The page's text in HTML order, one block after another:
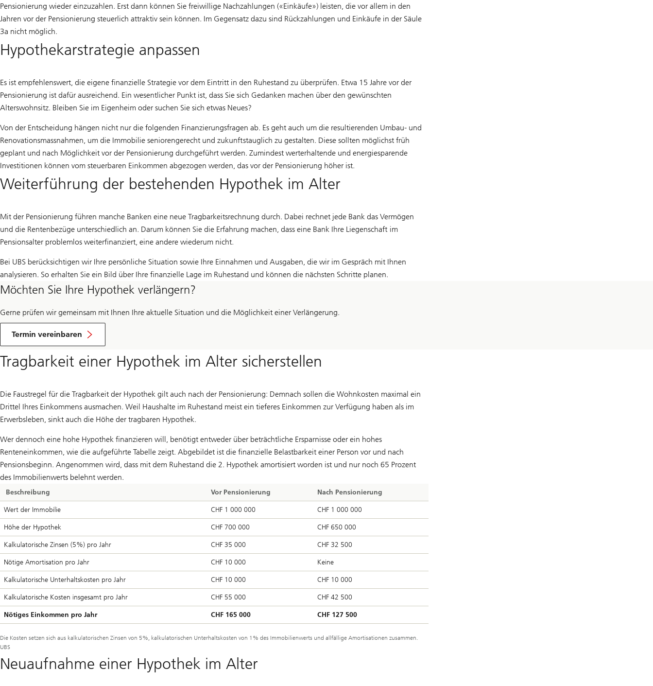
Pensionierung wieder einzuzahlen. Erst dann können Sie freiwillige Nachzahlungen («Einkäufe») leisten, die vor allem in den
Jahren vor der Pensionierung steuerlich attraktiv sein können. Im Gegensatz dazu sind Rückzahlungen und Einkäufe in der Säule
3a nicht möglich.
Hypothekarstrategie anpassen
Es ist empfehlenswert, die eigene finanzielle Strategie vor dem Eintritt in den Ruhestand zu überprüfen. Etwa 15 Jahre vor der
Pensionierung ist dafür ausreichend. Ein wesentlicher Punkt ist, dass Sie sich Gedanken machen über den gewünschten
Alterswohnsitz. Bleiben Sie im Eigenheim oder suchen Sie sich etwas Neues?
Von der Entscheidung hängen nicht nur die folgenden Finanzierungsfragen ab. Es geht auch um die resultierenden Umbau- und
Renovationsmassnahmen, um die Immobilie seniorengerecht und zukunftstauglich zu gestalten. Diese sollten möglichst früh
geplant und nach Möglichkeit vor der Pensionierung durchgeführt werden. Zumindest werterhaltende und energiesparende
Investitionen können vom steuerbaren Einkommen abgezogen werden, das vor der Pensionierung höher ist.
Weiterführung der bestehenden Hypothek im Alter
Mit der Pensionierung führen manche Banken eine neue Tragbarkeitsrechnung durch. Dabei rechnet jede Bank das Vermögen
und die Rentenbezüge unterschiedlich an. Darum können Sie die Erfahrung machen, dass eine Bank Ihre Liegenschaft im
Pensionsalter problemlos weiterfinanziert, eine andere wiederum nicht.
Bei UBS berücksichtigen wir Ihre persönliche Situation sowie Ihre Einnahmen und Ausgaben, die wir im Gespräch mit Ihnen
analysieren. So erhalten Sie ein Bild über Ihre finanzielle Lage im Ruhestand und können die nächsten Schritte planen.
Möchten Sie Ihre Hypothek verlängern?
Gerne prüfen wir gemeinsam mit Ihnen Ihre aktuelle Situation und die Möglichkeit einer Verlängerung.
Termin vereinbaren
um
Ihre
verlängern
Tragbarkeit einer Hypothek im Alter sicherstellen
Die Faustregel für die Tragbarkeit der Hypothek gilt auch nach der Pensionierung: Demnach sollen die Wohnkosten maximal ein
Drittel Ihres Einkommens ausmachen. Weil Haushalte im Ruhestand meist ein tieferes Einkommen zur Verfügung haben als im
Erwerbsleben, sinkt auch die Höhe der tragbaren Hypothek.
Wer dennoch eine hohe Hypothek finanzieren will, benötigt entweder über beträchtliche Ersparnisse oder ein hohes
Renteneinkommen, wie die aufgeführte Tabelle zeigt. Abgebildet ist die finanzielle Belastbarkeit einer Person vor und nach
Pensionsbeginn. Angenommen wird, dass mit dem Ruhestand die 2. Hypothek amortisiert worden ist und nur noch 65 Prozent
des Immobilienwerts belehnt werden.
Beschreibung Vor Pensionierung Nach Pensionierung
Wert der Immobilie CHF 1 000 000 CHF 1 000 000
Höhe der Hypothek CHF 700 000 CHF 650 000
Kalkulatorische Zinsen (5%) pro Jahr CHF 35 000 CHF 32 500
Nötige Amortisation pro Jahr CHF 10 000 Keine
Kalkulatorische Unterhaltskosten pro Jahr CHF 10 000 CHF 10 000
Kalkulatorische Kosten insgesamt pro Jahr CHF 55 000 CHF 42 500
Nötiges Einkommen pro Jahr CHF 165 000 CHF 127 500
Die Kosten setzen sich aus kalkulatorischen Zinsen von 5%, kalkulatorischen Unterhaltskosten von 1% des Immobilienwerts und allfällige Amortisationen zusammen.
UBS
Neuaufnahme einer Hypothek im Alter